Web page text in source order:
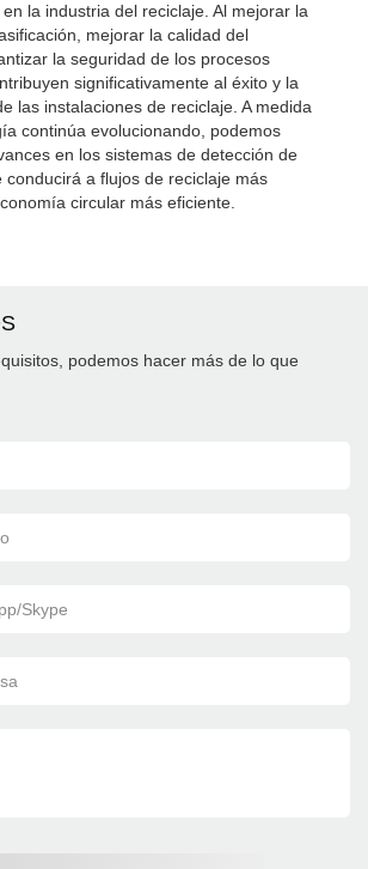
la industria del reciclaje. Al mejorar la
mejorar la calidad del
la seguridad de los procesos
significativamente al éxito y la
las instalaciones de reciclaje. A medida
continúa evolucionando, podemos
en los sistemas de detección de
conducirá a flujos de reciclaje más
circular más eficiente.
podemos hacer más de lo que
Skype